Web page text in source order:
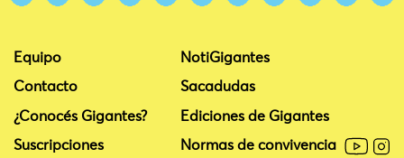
Equipo
Contacto
¿Conocés Gigantes?
Suscripciones
NotiGigantes
Sacadudas
Ediciones de Gigantes
Normas de convivencia